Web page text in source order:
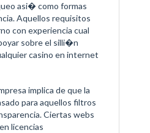
asi� como formas
Aquellos requisitos
con experiencia cual
sobre el silli�n
casino en internet
implica de que la
para aquellos filtros
Ciertas webs
licencias